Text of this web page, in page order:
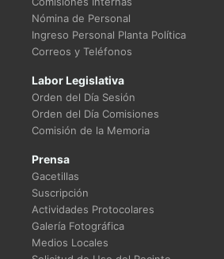
Nómina de Personal
Ingreso Personal Planta Política
Correos y Teléfonos
Labor Legislativa
Orden del Día Sesión
Orden del Día Comisiones
Comisión de la Memoria
Prensa
Gacetillas
Suscripción
Actividades Protocolares
Galería Fotográfica
Medios Locales